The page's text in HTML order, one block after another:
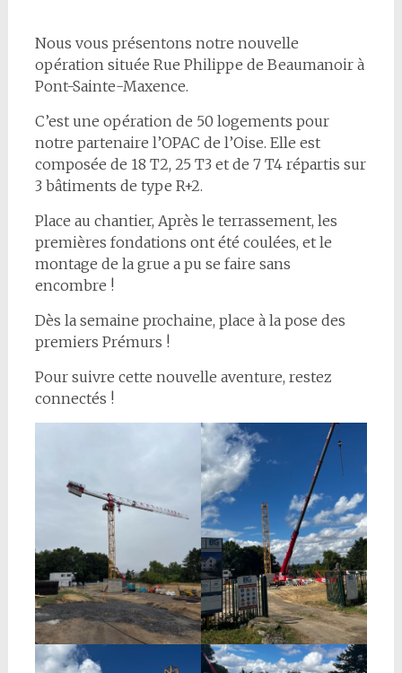
Nous vous présentons notre nouvelle
opération située Rue Philippe de Beaumanoir à
Pont-Sainte-Maxence.
C’est une opération de 50 logements pour
notre partenaire l’OPAC de l’Oise. Elle est
composée de 18 T2, 25 T3 et de 7 T4 répartis sur
3 bâtiments de type R+2.
Place au chantier, Après le terrassement, les
premières fondations ont été coulées, et le
montage de la grue a pu se faire sans
encombre !
Dès la semaine prochaine, place à la pose des
premiers Prémurs !
Pour suivre cette nouvelle aventure, restez
connectés !